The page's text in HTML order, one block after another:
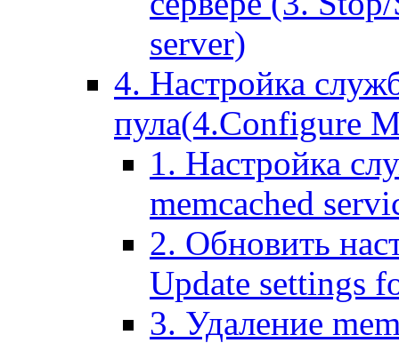
server)
4. Настройка
пула(4.Configure
1. Настройка
memcached
2. Обновить
Update settings
3. Удаление